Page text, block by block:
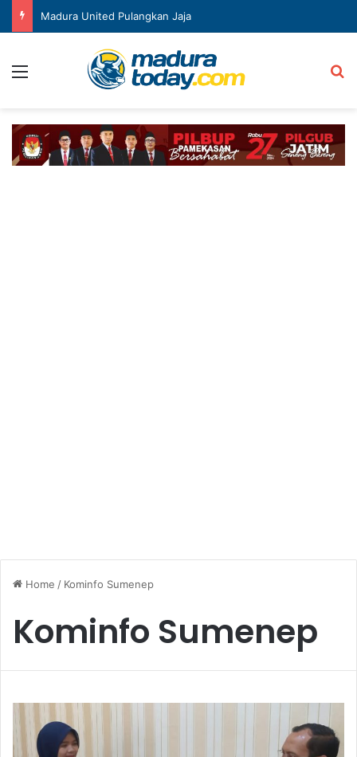
Madura United Pulangkan Jaja
Home / Kominfo Sumenep
Kominfo Sumenep